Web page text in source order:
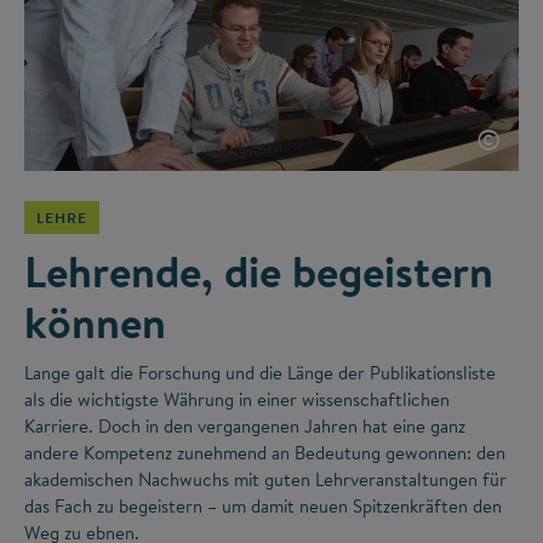
©
LEHRE
Lehrende, die begeistern
können
Lange galt die Forschung und die Länge der Publikationsliste
als die wichtigste Währung in einer wissenschaftlichen
Karriere. Doch in den vergangenen Jahren hat eine ganz
andere Kompetenz zunehmend an Bedeutung gewonnen: den
akademischen Nachwuchs mit guten Lehrveranstaltungen für
das Fach zu begeistern – um damit neuen Spitzenkräften den
Weg zu ebnen.